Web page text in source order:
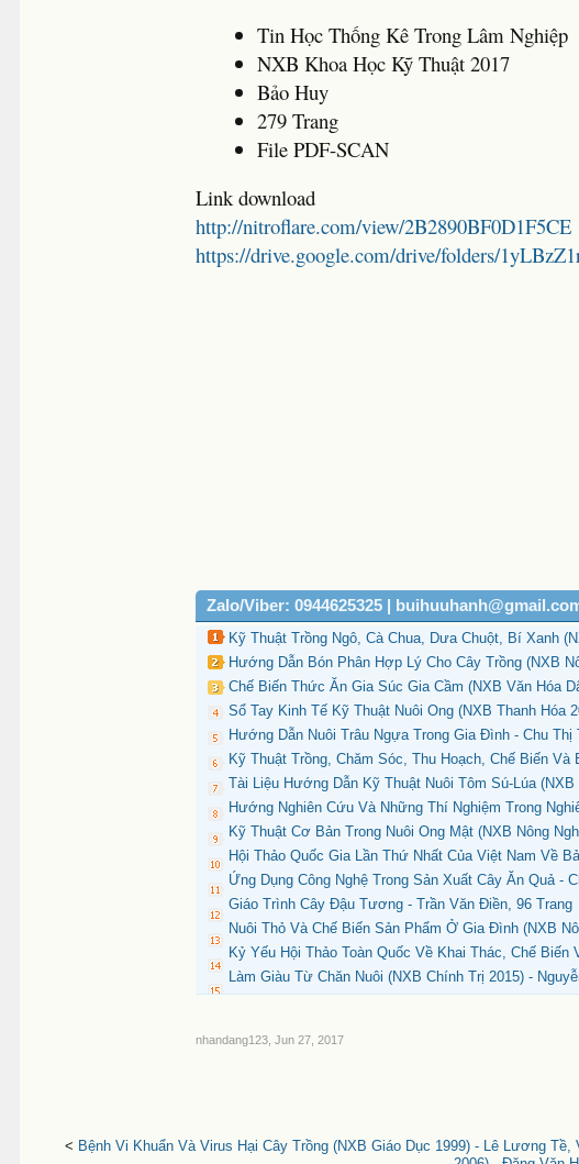
Tin Học Thống Kê Trong Lâm Nghiệp
NXB Khoa Học Kỹ Thuật 2017
Bảo Huy
279 Trang
File PDF-SCAN
Link download
http://nitroflare.com/view/2B2890BF0D1F5CE
https://drive.google.com/drive/folders/
Zalo/Viber: 0944625325 |
Kỹ Thuật Trồng Ngô, Cà Chua, Dưa Chuột, Bí Xanh
Hướng Dẫn Bón Phân Hợp Lý Cho Cây Trồng (NXB
Chế Biến Thức Ăn Gia Súc Gia Cầm (NXB Văn Hóa
Sổ Tay Kinh Tế Kỹ Thuật Nuôi Ong (NXB Thanh Hóa
Hướng Dẫn Nuôi Trâu Ngựa Trong Gia Đình - Chu Thị
Kỹ Thuật Trồng, Chăm Sóc, Thu Hoạch, Chế Biến
Tài Liệu Hướng Dẫn Kỹ Thuật Nuôi Tôm Sú-Lúa
Hướng Nghiên Cứu Và Những Thí Nghiệm Trong
Kỹ Thuật Cơ Bản Trong Nuôi Ong Mật (NXB Nông
Hội Thảo Quốc Gia Lần Thứ Nhất Của Việt Nam Về
Ứng Dụng Công Nghệ Trong Sản Xuất Cây Ăn Quả -
Giáo Trình Cây Đậu Tương - Trần Văn Điền, 96 Trang
Nuôi Thỏ Và Chế Biến Sản Phẩm Ở Gia Đình (NXB
Kỷ Yếu Hội Thảo Toàn Quốc Về Khai Thác, Chế
Làm Giàu Từ Chăn Nuôi (NXB Chính Trị 2015) -
nhandang123 Jun 27, 2017
< Bệnh Vi Khuẩn Và Virus Hại Cây Trồng (NXB Giáo Dục 1999) - Lê Lương Tề,